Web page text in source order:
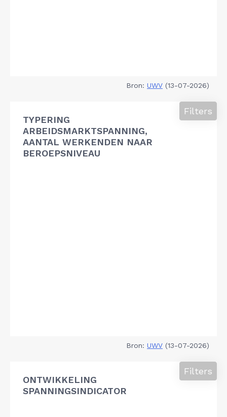
Bron: UWV (13-07-2026)
TYPERING
ARBEIDSMARKTSPANNING,
AANTAL WERKENDEN NAAR
BEROEPSNIVEAU
Filters
Bron: UWV (13-07-2026)
ONTWIKKELING
SPANNINGSINDICATOR
Filters